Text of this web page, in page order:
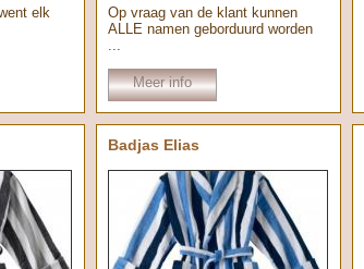
elk
Op vraag van de klant kunnen
ALLE namen geborduurd worden
...
Meer info
Badjas Elias